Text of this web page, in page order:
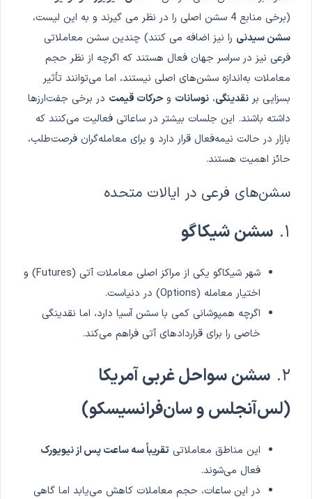
(برخی منابع 4 سشن اصلی را در نظر می گیرند و به این لیست،
سشن سیدنی را نیز اضافه می کنند) چندین سشن معاملاتی
فرعی نیز در سراسر جهان فعال هستند که اگرچه از نظر حجم
معاملات به‌اندازه سشن‌های اصلی نیستند، اما می‌توانند تأثیر
بسزایی بر نقدینگی، نوسانات و حرکات قیمت در برخی جفت‌ارزها
داشته باشند. این جلسات بیشتر در ساعاتی فعالیت می‌کنند که
بازار در حالت نیمه‌فعال قرار دارد و برای معامله‌گران فرصت‌طلب،
حائز اهمیت هستند.
سشن‌های فرعی در ایالات متحده
۱. سشن شیکاگو
شهر شیکاگو یکی از مراکز اصلی معاملات آتی (Futures) و
اختیار معامله (Options) در دنیاست.
اگرچه همپوشانی کمی با سشن آسیا دارد، اما نقدینگی
خاصی را برای قراردادهای آتی فراهم می‌کند.
۲. سشن سواحل غربی آمریکا
(لس‌آنجلس و سان‌فرانسیسکو)
این مناطق معاملاتی تقریباً سه ساعت پس از نیویورک
فعال می‌شوند.
در این ساعات، حجم معاملات کاهش می‌یابد اما گاهی